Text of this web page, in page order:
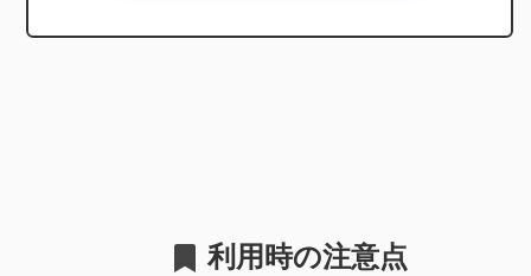
利用時の注意点